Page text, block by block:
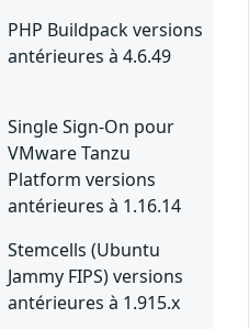
PHP Buildpack versions
antérieures à 4.6.49
Single Sign-On pour
VMware Tanzu
Platform versions
antérieures à 1.16.14
Stemcells (Ubuntu
Jammy FIPS) versions
antérieures à 1.915.x